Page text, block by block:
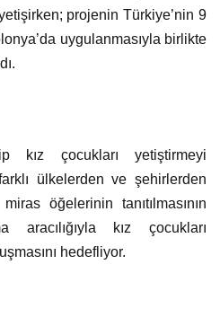
projenin Türkiye’nin 9
uygulanmasıyla birlikte
kız çocukları yetiştirmeyi
ülkelerden ve şehirlerden
öğelerinin tanıtılmasının
aracılığıyla kız çocukları
hedefliyor.